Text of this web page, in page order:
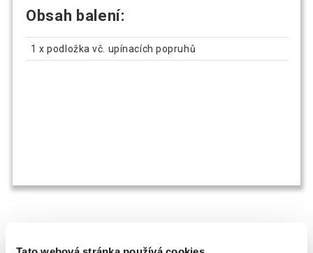
Obsah balení:
1 x podložka vč. upínacích popruhů
OSTATNÍ SI TAKÉ PROHLÍŽEJÍ